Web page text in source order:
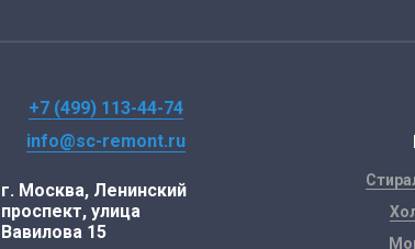
+7 (499) 113-44-74
info@sc-remont.ru
г. Москва, Ленинский
проспект, улица
Вавилова 15